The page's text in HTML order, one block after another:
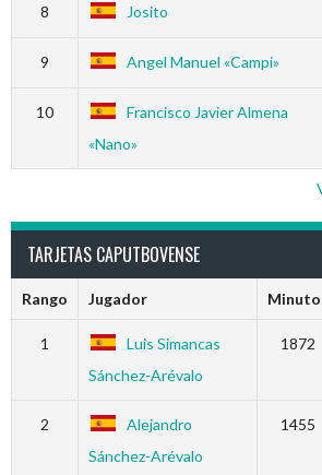
8 Josito
9 Angel Manuel «Campi»
10
Francisco Javier Almena
«Nano»
TARJETAS CAPUTBOVENSE
Rango Jugador
1
Luis Simancas
Sánchez-Arévalo
1872
2
Alejandro
Sánchez-Arévalo
1455